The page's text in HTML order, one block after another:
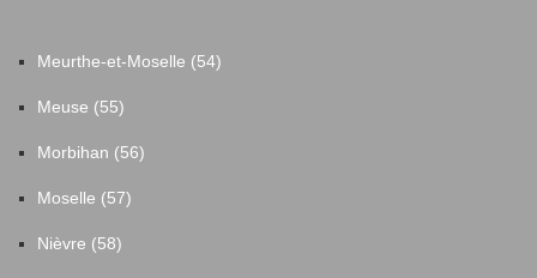
Meurthe-et-Moselle (54)
Meuse (55)
Morbihan (56)
Moselle (57)
Nièvre (58)